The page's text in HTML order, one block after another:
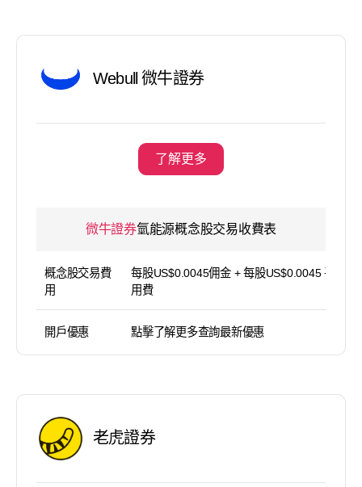
Webull 微牛證券
了解更多
微牛證券氫能源概念股交易收費表
概念股交易費
用
每股US$0.0045佣金 + 每股US$0.0045 平台使
用費
開戶優惠 點擊了解更多查詢最新優惠
老虎證券